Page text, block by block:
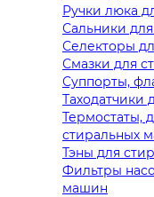
Ручки люка
Сальники
Селекторы
Смазки для
Суппорты,
Таходатчики
Термостаты,
стиральных
Тэны для
Фильтры
машин